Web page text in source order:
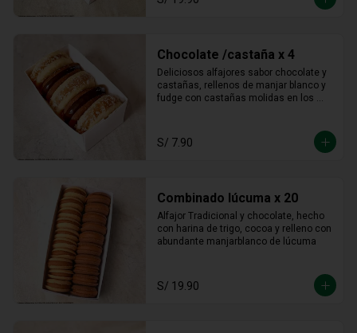
Chocolate /castaña x 4
Deliciosos alfajores sabor chocolate y
castañas, rellenos de manjar blanco y
fudge con castañas molidas en los
S/ 7.90
Combinado lúcuma x 20
Alfajor Tradicional y chocolate, hecho
con harina de trigo, cocoa y relleno con
abundante manjarblanco de lúcuma
S/ 19.90